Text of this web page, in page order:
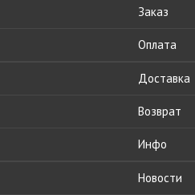
Заказ
Оплата
Доставка
Возврат
Инфо
Новости